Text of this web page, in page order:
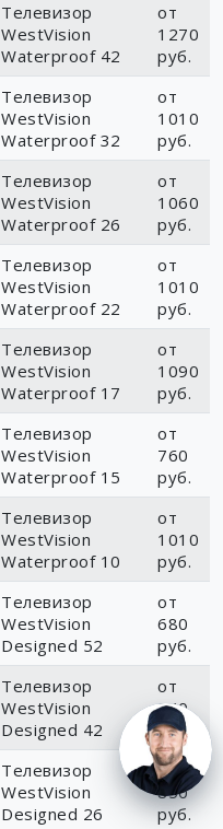
Телевизор
WestVision
Waterproof 42
от
1270
руб.
Телевизор
WestVision
Waterproof 32
от
1010
руб.
Телевизор
WestVision
Waterproof 26
от
1060
руб.
Телевизор
WestVision
Waterproof 22
от
1010
руб.
Телевизор
WestVision
Waterproof 17
от
1090
руб.
Телевизор
WestVision
Waterproof 15
от
760
руб.
Телевизор
WestVision
Waterproof 10
от
1010
руб.
Телевизор
WestVision
Designed 52
от
680
руб.
Телевизор
WestVision
Designed 42
от
840
руб.
Телевизор
WestVision
Designed 26
от
850
руб.